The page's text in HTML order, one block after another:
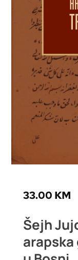
33.00 KM
Šejh